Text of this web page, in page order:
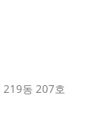
219동 207호